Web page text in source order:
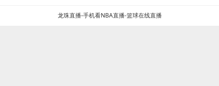
龙珠直播-手机看NBA直播-篮球在线直播